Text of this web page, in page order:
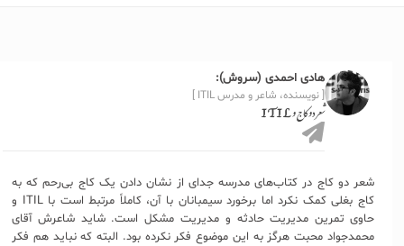
هادی احمدی (سروش):
[ نویسنده، شاعر و مدرس ITIL ]
شعر دو کاج و ITIL
شعر دو کاج در کتاب‌های مدرسه جدای از نشان دادن یک کاج بی‌رحم که به
کاج بغلی کمک نکرد اما برخورد سیمبانان با آن، کاملاً مرتبط است با ITIL و
حاوی تمرین مدیریت حادثه و مدیریت مشکل است. شاید شاعرش آقای
محمدجواد محبت هرگز به این موضوع فکر نکرده بود. البته که نباید هم فکر